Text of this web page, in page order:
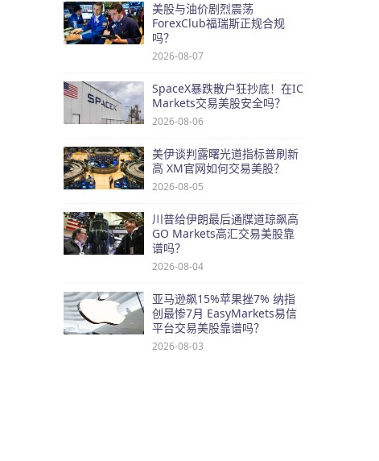
美股与油价剧烈震荡
ForexClub福瑞斯正规合规
吗？
2026-08-07
SpaceX暴跌散户狂抄底！在IC
Markets交易美股安全吗？
2026-08-06
美伊谈判露曙光道指标普刷新
高 XM官网如何交易美股？
2026-08-05
川普给伊朗最后通牒道琼飙高
GO Markets高汇交易美股靠
谱吗？
2026-08-04
亚马逊飙15%苹果挫7% 纳指
创最惨7月 EasyMarkets易信
平台交易美股靠谱吗？
2026-08-03